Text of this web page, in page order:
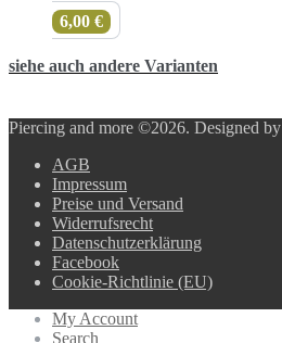
6,00 €
siehe auch andere Varianten
Piercing and more ©2026. Designed by
AGB
Impressum
Preise und Versand
Widerrufsrecht
Datenschutzerklärung
Facebook
Cookie-Richtlinie (EU)
My Account
Search